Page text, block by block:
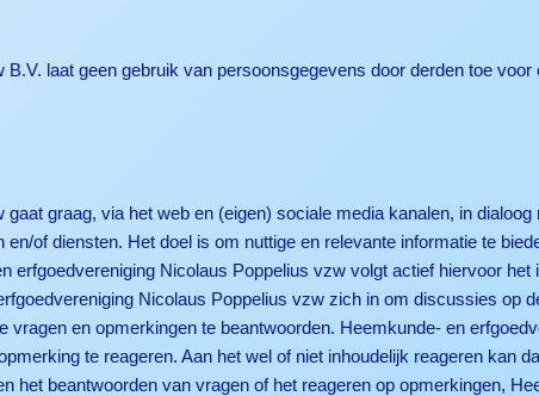
laat geen gebruik van persoonsgegevens door derden toe
graag, via het web en (eigen) sociale media kanalen, in
of diensten. Het doel is om nuttige en relevante informatie te
erfgoedvereniging Nicolaus Poppelius vzw volgt actief hiervoor
Nicolaus Poppelius vzw zich in om discussies op
vragen en opmerkingen te beantwoorden. Heemkunde- en
te reageren. Aan het wel of niet inhoudelijk reageren kan
het beantwoorden van vragen of het reageren op opmerkingen,